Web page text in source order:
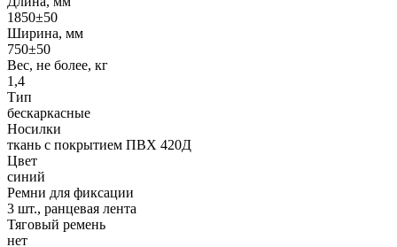
1850±50
Ширина, мм
750±50
Вес, не более, кг
1,4
Тип
бескаркасные
Носилки
ткань с покрытием ПВХ 420Д
Цвет
синий
Ремни для фиксации
3 шт., ранцевая лента
Тяговый ремень
нет